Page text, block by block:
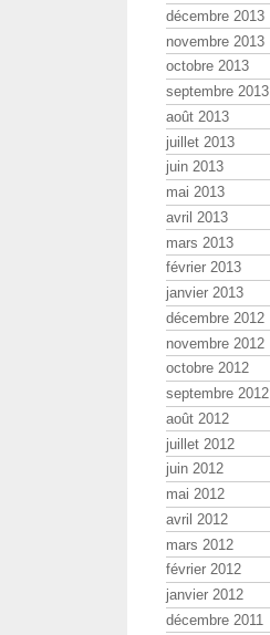
décembre 2013
novembre 2013
octobre 2013
septembre 2013
août 2013
juillet 2013
juin 2013
mai 2013
avril 2013
mars 2013
février 2013
janvier 2013
décembre 2012
novembre 2012
octobre 2012
septembre 2012
août 2012
juillet 2012
juin 2012
mai 2012
avril 2012
mars 2012
février 2012
janvier 2012
décembre 2011